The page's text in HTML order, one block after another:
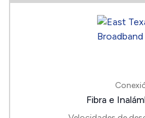
Fibra e